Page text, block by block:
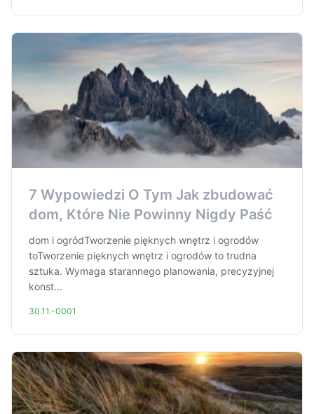
7 Wypowiedzi O Tym Jak zbudować
dom, Które Nie Powinny Nigdy Paść
dom i ogródTworzenie pięknych wnętrz i ogrodów
toTworzenie pięknych wnętrz i ogrodów to trudna
sztuka. Wymaga starannego planowania, precyzyjnej
konst...
30.11.-0001